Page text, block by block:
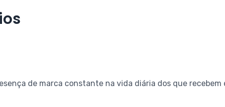
de marca constante na vida diária dos que recebem